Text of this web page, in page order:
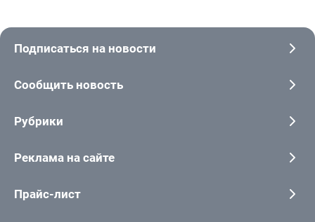
Подписаться на новости
Сообщить новость
Рубрики
Реклама на сайте
Прайс-лист